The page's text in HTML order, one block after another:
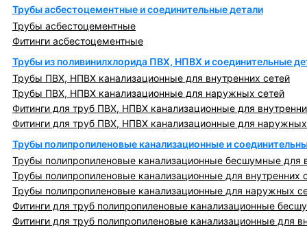
Трубы асбестоцементные и соединительные детали
Трубы асбестоцементные
Фитинги асбестоцементные
Трубы из поливинилхлорида ПВХ, НПВХ и соединительные
Трубы ПВХ, НПВХ канализационные для внутренних сетей
Трубы ПВХ, НПВХ канализационные для наружных сетей
Фитинги для труб ПВХ, НПВХ канализационные для
Фитинги для труб ПВХ, НПВХ канализационные для
Трубы полипропиленовые канализационные и
Трубы полипропиленовые канализационные бесшумные для
Трубы полипропиленовые канализационные для внутренних
Трубы полипропиленовые канализационные для наружных
Фитинги для труб полипропиленовые канализационные
Фитинги для труб полипропиленовые канализационные для